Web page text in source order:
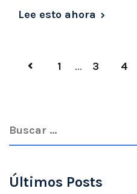
Lee esto ahora
1 ... 3 4
Últimos Posts